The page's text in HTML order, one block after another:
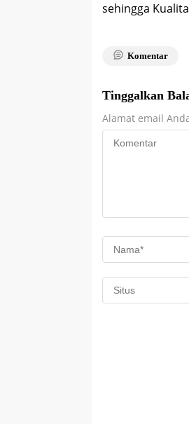
sehingga
Komentar
Tinggalkan
Alamat email